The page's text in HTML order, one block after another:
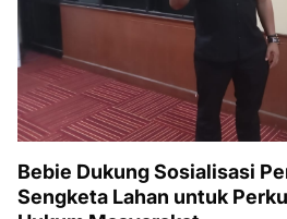
Bebie Dukung Sosialisasi
Sengketa Lahan untuk